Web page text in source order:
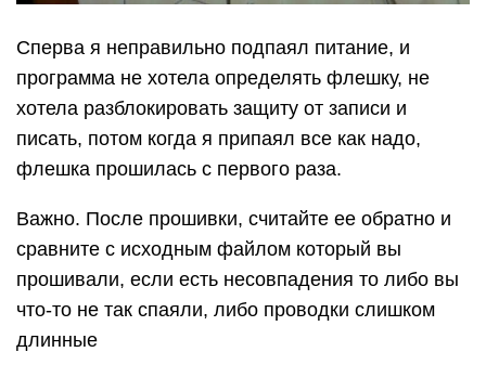
Сперва я неправильно подпаял питание, и
программа не хотела определять флешку, не
хотела разблокировать защиту от записи и
писать, потом когда я припаял все как надо,
флешка прошилась с первого раза.
Важно. После прошивки, считайте ее обратно и
сравните с исходным файлом который вы
прошивали, если есть несовпадения то либо вы
что-то не так спаяли, либо проводки слишком
длинные